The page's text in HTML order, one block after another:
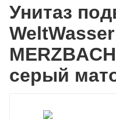
Унитаз
серый